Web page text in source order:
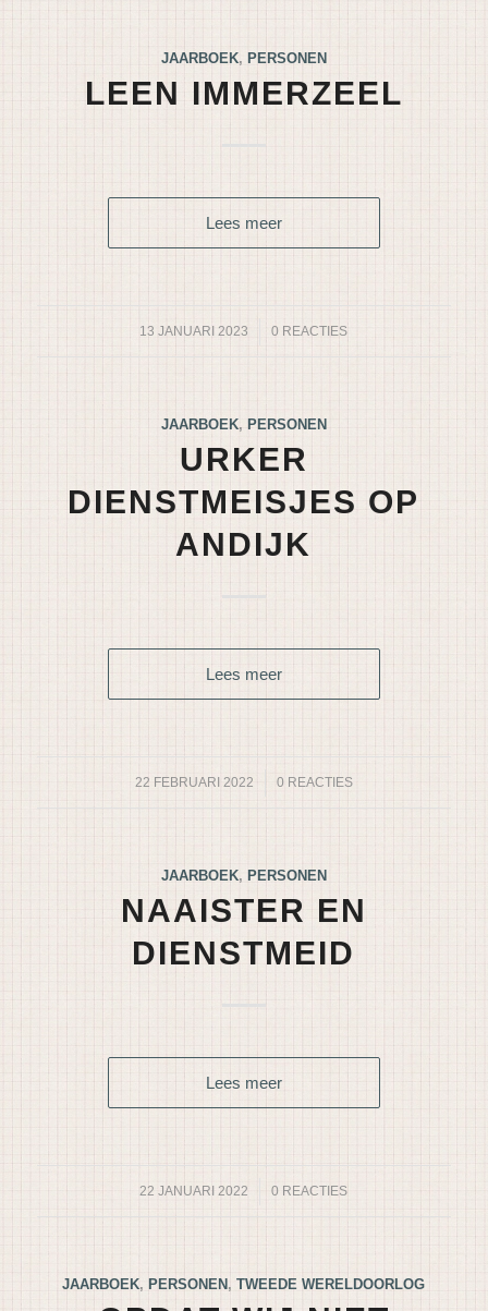
JAARBOEK, PERSONEN
LEEN IMMERZEEL
Lees meer
13 JANUARI 2023
/ 0 REACTIES
JAARBOEK, PERSONEN
URKER
DIENSTMEISJES OP
ANDIJK
Lees meer
22 FEBRUARI 2022
/ 0 REACTIES
JAARBOEK, PERSONEN
NAAISTER EN
DIENSTMEID
Lees meer
22 JANUARI 2022
/ 0 REACTIES
JAARBOEK, PERSONEN ,TWEEDE WERELDOORLOG